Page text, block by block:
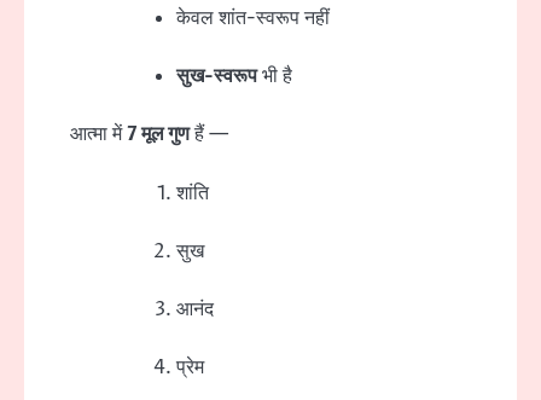
केवल शांत-स्वरूप नहीं
सुख-स्वरूपभी है
आत्मा में7 मूल गुणहैं —
शांति
सुख
आनंद
प्रेम